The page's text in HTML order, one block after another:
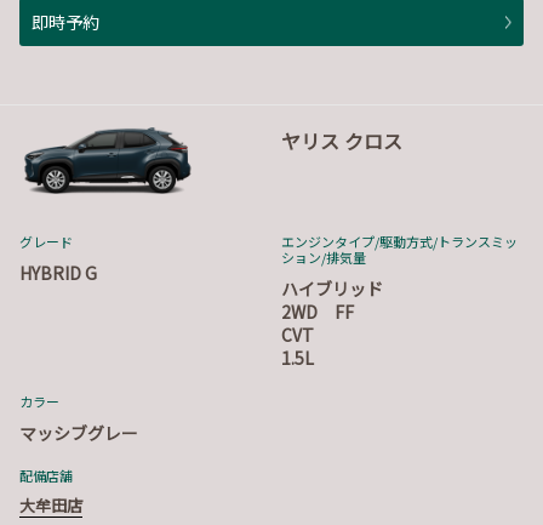
即時予約
ヤリス クロス
グレード
HYBRID G
エンジンタイプ/駆動方式/トランスミッ
ション/排気量
ハイブリッド
2WD FF
CVT
1.5L
カラー
マッシブグレー
配備店舗
大牟田店